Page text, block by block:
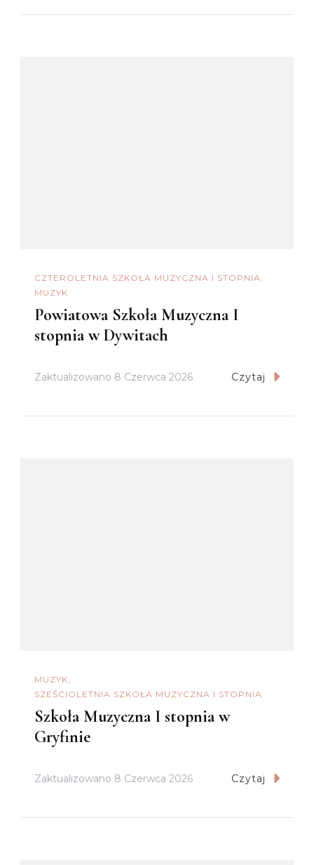
CZTEROLETNIA SZKOŁA MUZYCZNA I STOPNIA
MUZYK
Powiatowa Szkoła Muzyczna I
stopnia w Dywitach
Zaktualizowano 8 Czerwca 2026 Czytaj
MUZYK
SZEŚCIOLETNIA SZKOŁA MUZYCZNA I STOPNIA
Szkoła Muzyczna I stopnia w
Gryfinie
Zaktualizowano 8 Czerwca 2026 Czytaj